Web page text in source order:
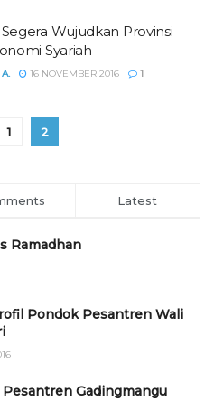
Wujudkan Provinsi
Syariah
16 NOVEMBER 2016 1
1 2
Latest
Ramadhan
Pondok Pesantren Wali
Gadingmangu